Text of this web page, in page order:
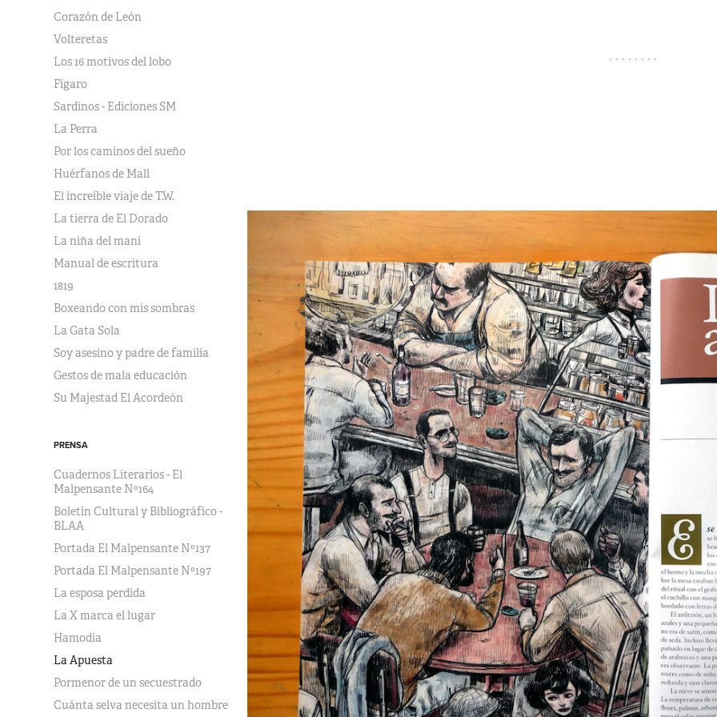
Corazón de León
Volteretas
Los 16 motivos del lobo
Fígaro
Sardinos - Ediciones SM
La Perra
Por los caminos del sueño
Huérfanos de Mall
El increíble viaje de T.W.
La tierra de El Dorado
La niña del maní
Manual de escritura
1819
Boxeando con mis sombras
La Gata Sola
Soy asesino y padre de familia
Gestos de mala educación
Su Majestad El Acordeón
PRENSA
Cuadernos Literarios - El
Malpensante Nº164
Boletín Cultural y Bibliográfico -
BLAA
Portada El Malpensante Nº137
Portada El Malpensante Nº197
La esposa perdida
La X marca el lugar
Hamodia
La Apuesta
Pormenor de un secuestrado
Cuánta selva necesita un hombre
. . . . . . . .